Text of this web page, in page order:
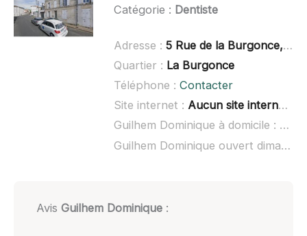
Catégorie : Dentiste
Adresse : 5 Rue de la Burgonce, 79000 Niort
Quartier : La Burgonce
Téléphone : Contacter
Site internet : Aucun site internet connu
Guilhem Dominique à domicile :
non
Guilhem Dominique ouvert dimanche :
Avis Guilhem Dominique: